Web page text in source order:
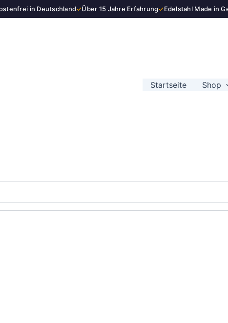
in Deutschland✓Über 15 Jahre Erfahrung✓Edelstahl Made in
Startseite Shop